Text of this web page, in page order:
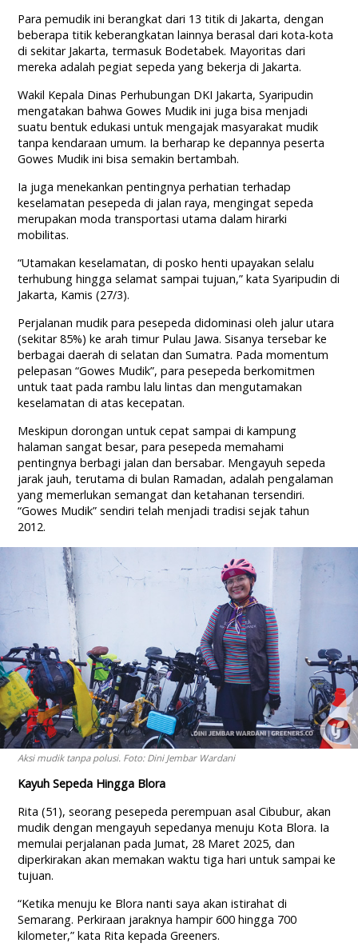
Para pemudik ini berangkat dari 13 titik di Jakarta, dengan
beberapa titik keberangkatan lainnya berasal dari kota-kota
di sekitar Jakarta, termasuk Bodetabek. Mayoritas dari
mereka adalah pegiat sepeda yang bekerja di Jakarta.
Wakil Kepala Dinas Perhubungan DKI Jakarta, Syaripudin
mengatakan bahwa Gowes Mudik ini juga bisa menjadi
suatu bentuk edukasi untuk mengajak masyarakat mudik
tanpa kendaraan umum. Ia berharap ke depannya peserta
Gowes Mudik ini bisa semakin bertambah.
Ia juga menekankan pentingnya perhatian terhadap
keselamatan pesepeda di jalan raya, mengingat sepeda
merupakan moda transportasi utama dalam hirarki
mobilitas.
“Utamakan keselamatan, di posko henti upayakan selalu
terhubung hingga selamat sampai tujuan,” kata Syaripudin di
Jakarta, Kamis (27/3).
Perjalanan mudik para pesepeda didominasi oleh jalur utara
(sekitar 85%) ke arah timur Pulau Jawa. Sisanya tersebar ke
berbagai daerah di selatan dan Sumatra. Pada momentum
pelepasan “Gowes Mudik”, para pesepeda berkomitmen
untuk taat pada rambu lalu lintas dan mengutamakan
keselamatan di atas kecepatan.
Meskipun dorongan untuk cepat sampai di kampung
halaman sangat besar, para pesepeda memahami
pentingnya berbagi jalan dan bersabar. Mengayuh sepeda
jarak jauh, terutama di bulan Ramadan, adalah pengalaman
yang memerlukan semangat dan ketahanan tersendiri.
“Gowes Mudik” sendiri telah menjadi tradisi sejak tahun
2012.
Aksi mudik tanpa polusi. Foto: Dini Jembar Wardani
Kayuh Sepeda Hingga Blora
Rita (51), seorang pesepeda perempuan asal Cibubur, akan
mudik dengan mengayuh sepedanya menuju Kota Blora. Ia
memulai perjalanan pada Jumat, 28 Maret 2025, dan
diperkirakan akan memakan waktu tiga hari untuk sampai ke
tujuan.
“Ketika menuju ke Blora nanti saya akan istirahat di
Semarang. Perkiraan jaraknya hampir 600 hingga 700
kilometer,” kata Rita kepada Greeners.